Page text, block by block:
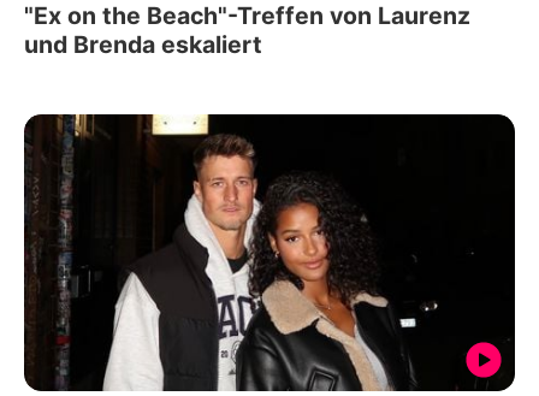
"Ex on the Beach"-Treffen von Laurenz
und Brenda eskaliert